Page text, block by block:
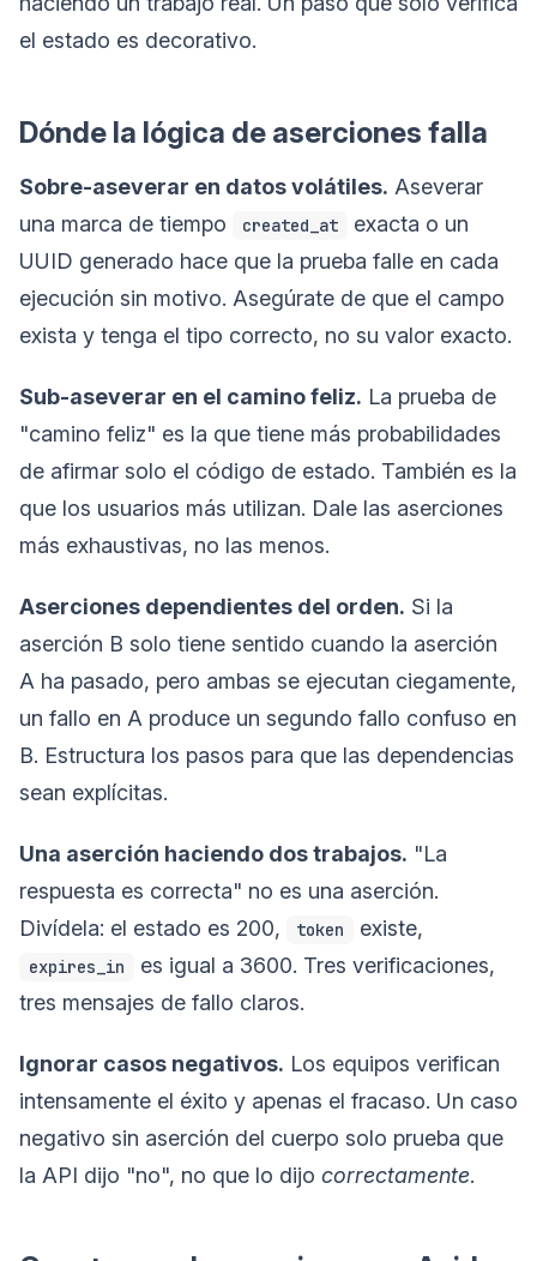
el estado es decorativo.
Dónde la lógica de aserciones falla
Sobre-aseverar en datos volátiles. Aseverar
una marca de tiempo
created_at
exacta o un
UUID generado hace que la prueba falle en cada
ejecución sin motivo. Asegúrate de que el campo
exista y tenga el tipo correcto, no su valor exacto.
Sub-aseverar en el camino feliz. La prueba de
"camino feliz" es la que tiene más probabilidades
de afirmar solo el código de estado. También es la
que los usuarios más utilizan. Dale las aserciones
más exhaustivas, no las menos.
Aserciones dependientes del orden. Si la
aserción B solo tiene sentido cuando la aserción
A ha pasado, pero ambas se ejecutan ciegamente,
un fallo en A produce un segundo fallo confuso en
B. Estructura los pasos para que las dependencias
sean explícitas.
Una aserción haciendo dos trabajos. "La
respuesta es correcta" no es una aserción.
Divídela: el estado es 200,
token existe,
expires_in
es igual a 3600. Tres verificaciones,
tres mensajes de fallo claros.
Ignorar casos negativos. Los equipos verifican
intensamente el éxito y apenas el fracaso. Un caso
negativo sin aserción del cuerpo solo prueba que
la API dijo "no", no que lo dijo correctamente.